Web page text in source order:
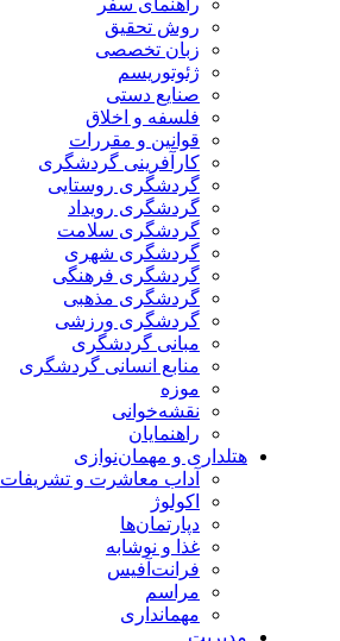
راهنمای سفر
روش تحقیق
زبان تخصصی
ژئوتوریسم
صنایع دستی
فلسفه و اخلاق
قوانین و مقررات
کارآفرینی گردشگری
گردشگری روستایی
گردشگری رویداد
گردشگری سلامت
گردشگری شهری
گردشگری فرهنگی
گردشگری مذهبی
گردشگری ورزشی
مبانی گردشگری
منابع انسانی گردشگری
موزه
نقشه‌خوانی
راهنمایان
هتلداری و مهمان‌نوازی
آداب معاشرت و تشریفات
اکولوژ
دپارتمان‌ها
غذا و نوشابه
فرانت‌آفیس
مراسم
مهمانداری